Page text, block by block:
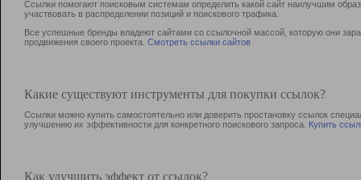
Ссылки помогают поисковым системам определить какой сайт наилучшим
участвовать в раcпределении позиций и поискового трафика.
Все успешные бренды владеют сайтами со ссылочной массой, которую они
продвижения своего проекта. Смотреть ссылки сайтов
Какие существуют инструменты для покупки ссылок?
Ссылки можно купить самостоятельно или доверить простановку ссылок
улучшению их эффективности для конкретного поискового запроса. Купить
Как улучшить эффект от ссылок?